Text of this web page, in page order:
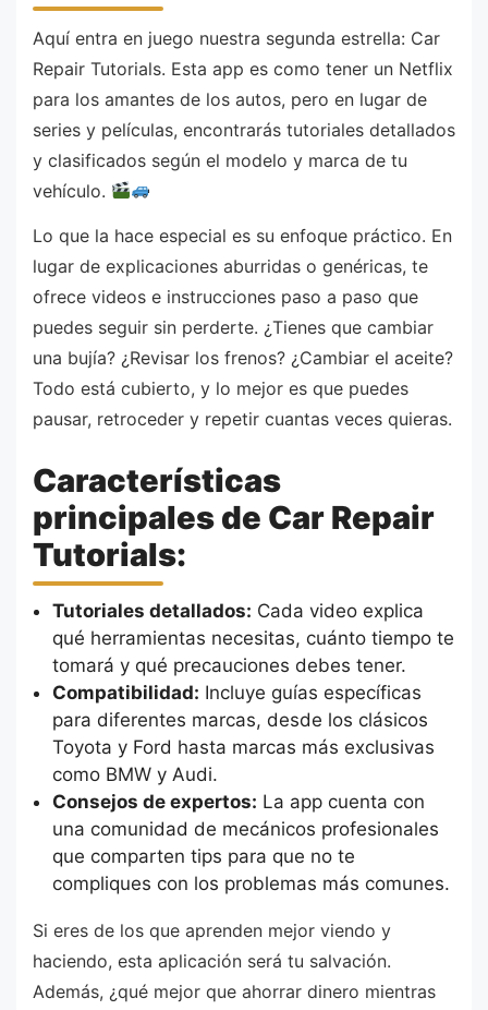
Aquí entra en juego nuestra segunda estrella: Car
Repair Tutorials. Esta app es como tener un Netflix
para los amantes de los autos, pero en lugar de
series y películas, encontrarás tutoriales detallados
y clasificados según el modelo y marca de tu
vehículo.
Lo que la hace especial es su enfoque práctico. En
lugar de explicaciones aburridas o genéricas, te
ofrece videos e instrucciones paso a paso que
puedes seguir sin perderte. ¿Tienes que cambiar
una bujía? ¿Revisar los frenos? ¿Cambiar el aceite?
Todo está cubierto, y lo mejor es que puedes
pausar, retroceder y repetir cuantas veces quieras.
Características
principales de Car Repair
Tutorials:
Tutoriales detallados: Cada video explica
qué herramientas necesitas, cuánto tiempo te
tomará y qué precauciones debes tener.
Compatibilidad: Incluye guías específicas
para diferentes marcas, desde los clásicos
Toyota y Ford hasta marcas más exclusivas
como BMW y Audi.
Consejos de expertos: La app cuenta con
una comunidad de mecánicos profesionales
que comparten tips para que no te
compliques con los problemas más comunes.
Si eres de los que aprenden mejor viendo y
haciendo, esta aplicación será tu salvación.
Además, ¿qué mejor que ahorrar dinero mientras